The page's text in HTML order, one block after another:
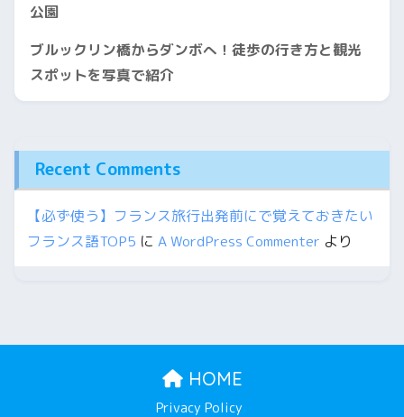
公園
ブルックリン橋からダンボへ！徒歩の行き方と観光
スポットを写真で紹介
Recent Comments
【必ず使う】フランス旅行出発前にで覚えておきたい
フランス語TOP5 に A WordPress Commenter より
HOME
Privacy Policy